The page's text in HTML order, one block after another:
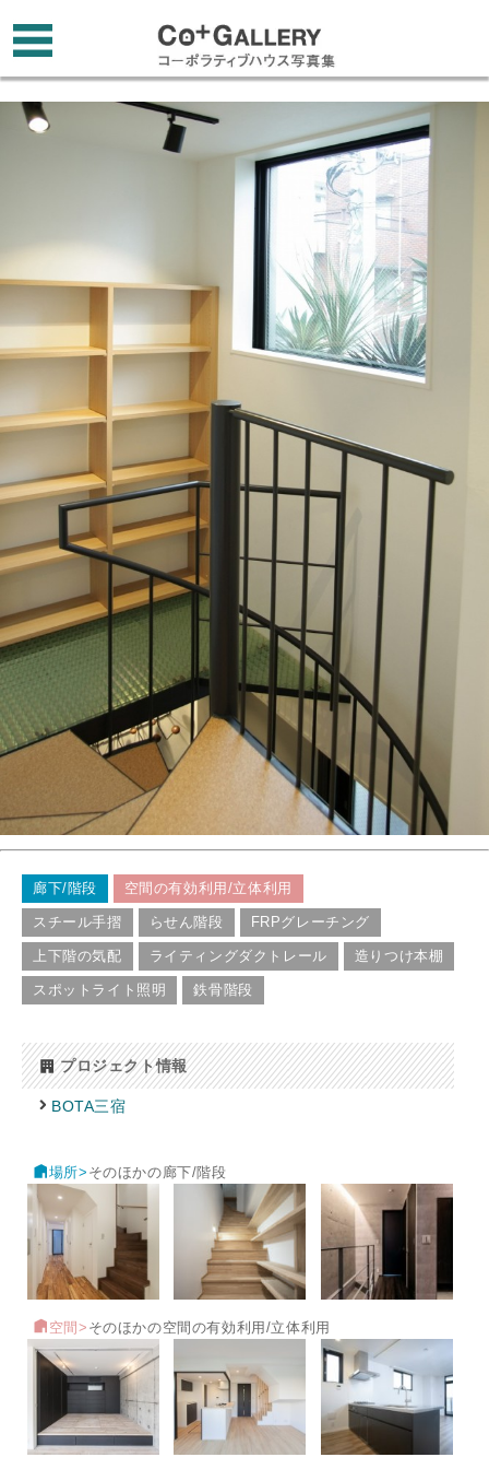
廊下/階段 空間の有効利用/立体利用
スチール手摺 らせん階段 FRPグレーチング
上下階の気配 ライティングダクトレール 造りつけ本棚
スポットライト照明 鉄骨階段
プロジェクト情報
BOTA三宿
場所> そのほかの廊下/階段
空間> そのほかの空間の有効利用/立体利用